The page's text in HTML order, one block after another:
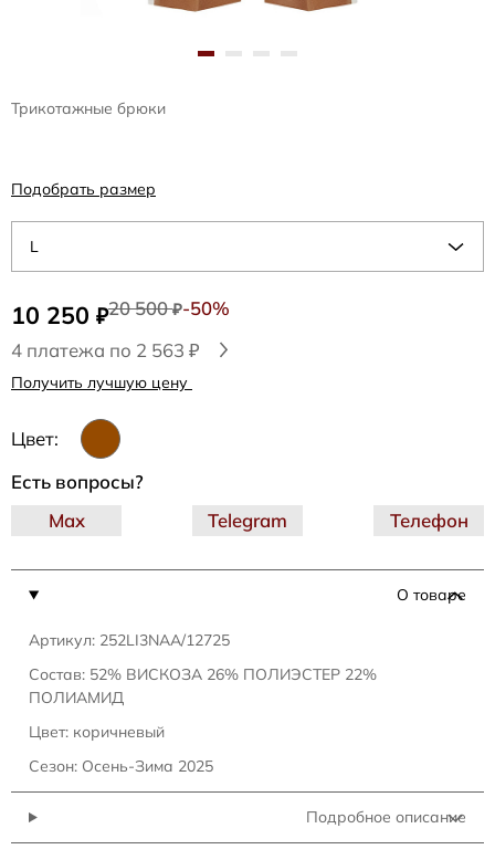
Трикотажные брюки
10 250 ₽20 500₽-50%
4 платежа по 2 563 ₽
Получить лучшую цену
Цвет:
L
Подобрать размер
О товаре
Артикул: 252LI3NAA/12725
Состав: 52% ВИСКОЗА 26% ПОЛИЭСТЕР 22%
ПОЛИАМИД
Цвет: коричневый
Сезон: Осень-Зима 2025
Подробное описание
Есть вопросы?
Telegram
Max Телефон